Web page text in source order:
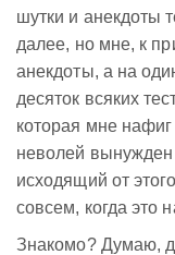
шутки и анекдоты
далее, но мне, к
анекдоты, а на
десяток всяких
которая мне
неволей вынужден
исходящий от
совсем, когда это
Знакомо? Думаю,